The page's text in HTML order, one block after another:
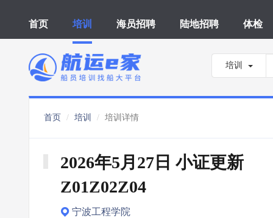
首页 培训 海员招聘 陆地招聘 体检
培训
首页 培训 培训详情
2026年5月27日 小证更新
Z01Z02Z04
宁波工程学院